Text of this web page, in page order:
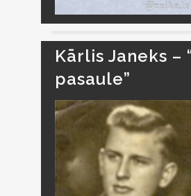
Kārlis Janeks –
pasaule”